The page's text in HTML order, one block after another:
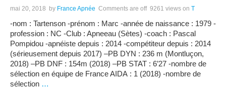
mai 20, 2018 by France Apnée Comments are off 9261 views on T
-nom : Tartenson -prénom : Marc -année de naissance : 1979 -
profession : NC -Club : Apneeau (Sètes) -coach : Pascal
Pompidou -apnéiste depuis : 2014 -compétiteur depuis : 2014
(sérieusement depuis 2017) –PB DYN : 236 m (Montluçon,
2018) –PB DNF : 154m (2018) –PB STAT : 6’27 -nombre de
sélection en équipe de France AIDA : 1 (2018) -nombre de
sélection …